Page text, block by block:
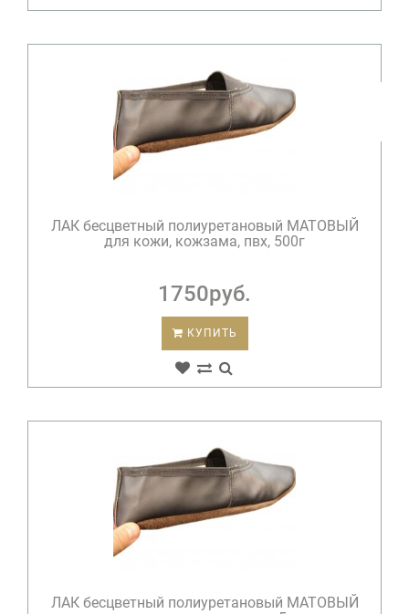
ЛАК бесцветный полиуретановый МАТОВЫЙ
для кожи, кожзама, пвх, 500г
1750руб.
КУПИТЬ
ЛАК бесцветный полиуретановый МАТОВЫЙ